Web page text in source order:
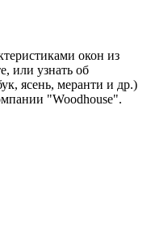
окон из
или узнать об
ясень, меранти и др.)
"Woodhouse".